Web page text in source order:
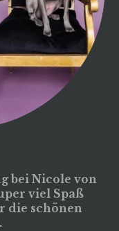
bei Nicole von
viel Spaß
die schönen